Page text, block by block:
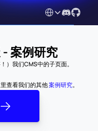
Select Language
案例研究
）我们CMS中的子页面。
查看我们的其他 案例研究。